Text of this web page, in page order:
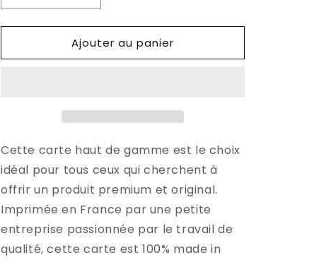
la
quantité
Carte
la
quantité
de
Carte
Ajouter au panier
Cette carte haut de gamme est le choix
idéal pour tous ceux qui cherchent à
offrir un produit premium et original.
Imprimée en France par une petite
entreprise passionnée par le travail de
qualité, cette carte est 100% made in